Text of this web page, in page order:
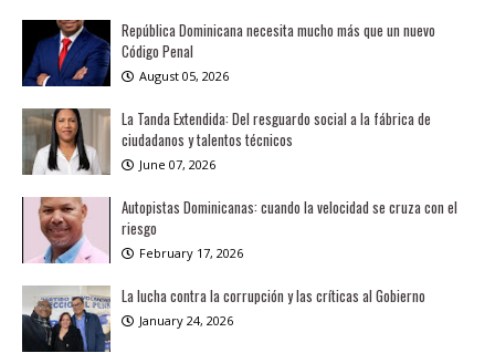
República Dominicana necesita mucho más que un nuevo
Código Penal
August 05, 2026
La Tanda Extendida: Del resguardo social a la fábrica de
ciudadanos y talentos técnicos
June 07, 2026
Autopistas Dominicanas: cuando la velocidad se cruza con el
riesgo
February 17, 2026
La lucha contra la corrupción y las críticas al Gobierno
January 24, 2026